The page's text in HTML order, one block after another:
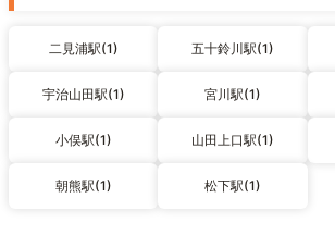
二見浦駅(1) 五十鈴川駅(1)
宇治山田駅(1) 宮川駅(1)
小俣駅(1) 山田上口駅(1)
朝熊駅(1) 松下駅(1)